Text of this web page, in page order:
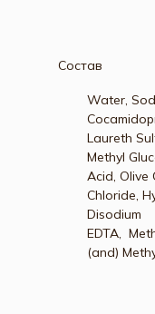
Water,
Laureth
Methyl
Acid, Olive
Chloride,
Disodium
EDTA,
(and)
Состав